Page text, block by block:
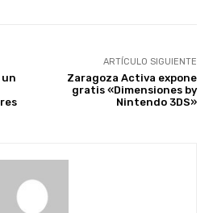
un
ARTÍCULO SIGUIENTE
Zaragoza Activa expone
gratis «Dimensiones by
Nintendo 3DS»